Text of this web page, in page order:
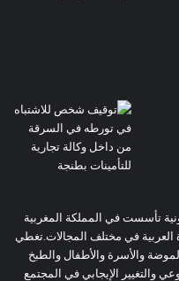
تأسست في المملكة المغربية
المرأة العربية في مختلف المجالات.تغطي
والأسرة والأطفال والطبخ
والتغيير الإيجابي في المجتمع